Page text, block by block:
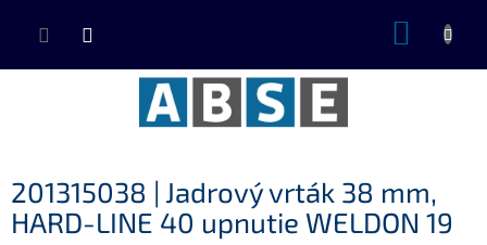
201315038 | Jadrový vrták 38 mm,
HARD-LINE 40 upnutie WELDON 19